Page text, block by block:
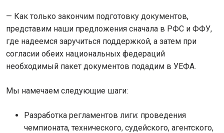
— Как только закончим подготовку документов,
представим наши предложения сначала в РФС и ФФУ,
где надеемся заручиться поддержкой, а затем при
согласии обеих национальных федераций
необходимый пакет документов подадим в УЕФА.
Мы намечаем следующие шаги:
Разработка регламентов лиги: проведения
чемпионата, технического, судейского, агентского,